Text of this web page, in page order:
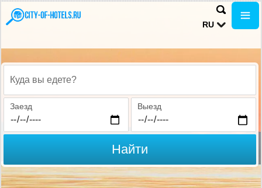
RU
Куда вы едете?
Заезд Выезд
Найти